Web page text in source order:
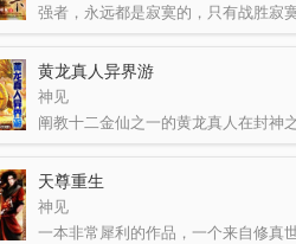
强者，永远都是寂寞的，只有战胜寂
黄龙真人异界游
神见
天尊重生
神见
一本非常犀利的作品，一个来自修真